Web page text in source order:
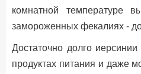
комнатной температуре
замороженных фекалиях -
Достаточно долго
продуктах питания и даже